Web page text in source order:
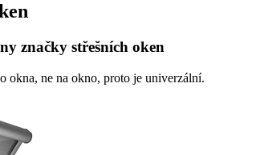
značky střešních oken
okna, ne na okno, proto je univerzální.